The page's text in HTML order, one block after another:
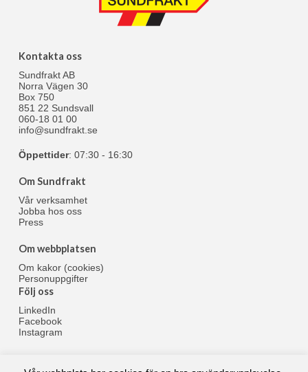
Kontakta oss
Sundfrakt AB
Norra Vägen 30
Box 750
851 22 Sundsvall
060-18 01 00
info@sundfrakt.se
Öppettider: 07:30 - 16:30
Om Sundfrakt
Vår verksamhet
Jobba hos oss
Press
Om webbplatsen
Om kakor (cookies)
Personuppgifter
Följ oss
LinkedIn
Facebook
Instagram